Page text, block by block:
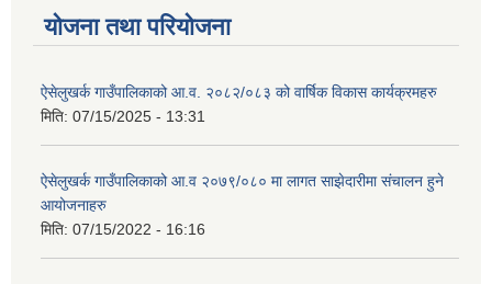
योजना तथा परियोजना
ऐसेलुखर्क गाउँपालिकाको आ.व. २०८२/०८३ को वार्षिक विकास कार्यक्रमहरु
मिति: 07/15/2025 - 13:31
ऐसेलुखर्क गाउँपालिकाको आ.व २०७९/०८० मा लागत साझेदारीमा संचालन हुने
आयोजनाहरु
मिति: 07/15/2022 - 16:16